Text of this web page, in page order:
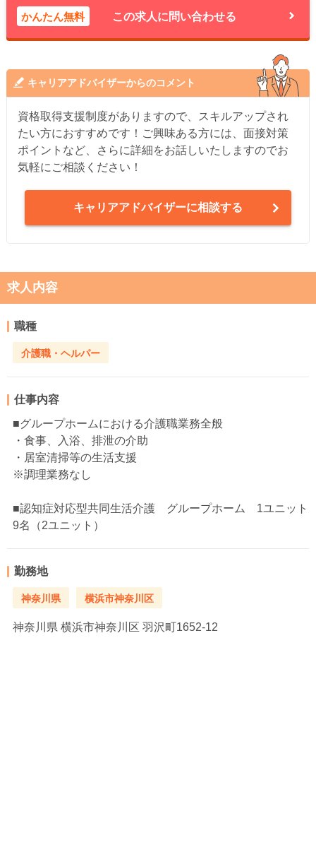
かんたん無料 この求人に問い合わせる
キャリアアドバイザーからのコメント
資格取得支援制度がありますので、スキルアップされ
たい方におすすめです！ご興味ある方には、面接対策
ポイントなど、さらに詳細をお話しいたしますのでお
気軽にご相談ください！
キャリアアドバイザーに相談する
求人内容
職種
介護職・ヘルパー
仕事内容
■グループホームにおける介護職業務全般
・食事、入浴、排泄の介助
・居室清掃等の生活支援
※調理業務なし
■認知症対応型共同生活介護 グループホーム 1ユニット
9名（2ユニット）
勤務地
神奈川県 横浜市神奈川区
神奈川県 横浜市神奈川区 羽沢町1652-12